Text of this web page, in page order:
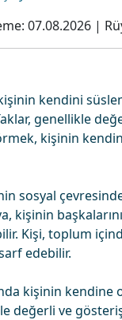
07.08.2026 |
kendini
genellikle
kişinin
sosyal
kişinin
Kişi, toplum
edebilir.
kişinin kendine
değerli ve